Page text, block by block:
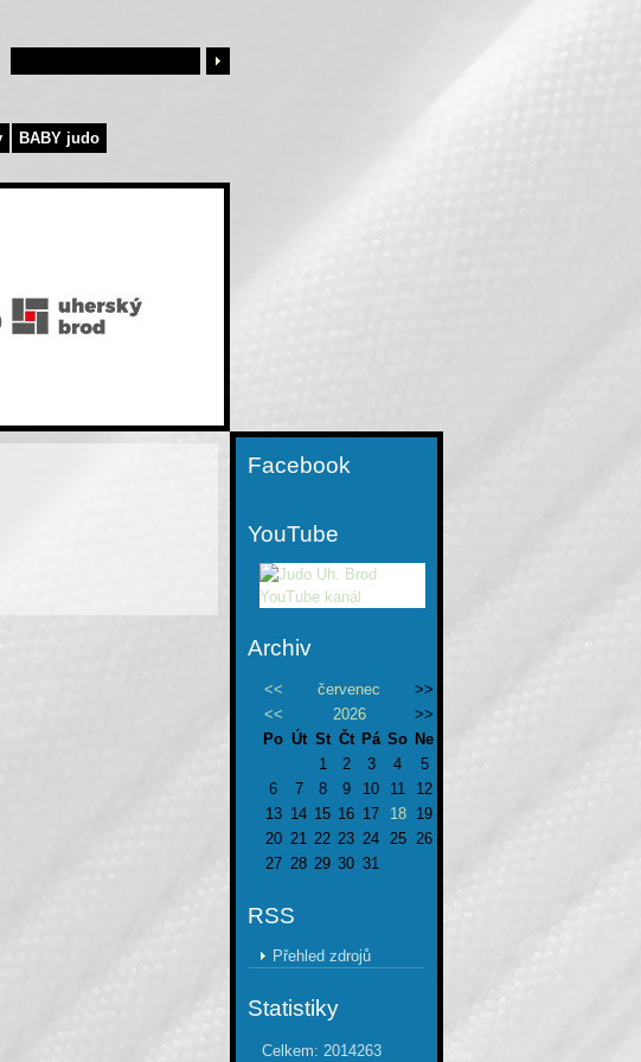
BABY judo
Facebook
YouTube
Archiv
<< červenec
>>
<<
2026
>>
Po Út St Čt Pá So Ne
1
2 3 4
5
6
7 8 9 10 11
12
13 14 15 16 17 18
19
20 21 22 23 24 25 26
27 28 29 30 31
RSS
Přehled zdrojů
Statistiky
Celkem: 2014263